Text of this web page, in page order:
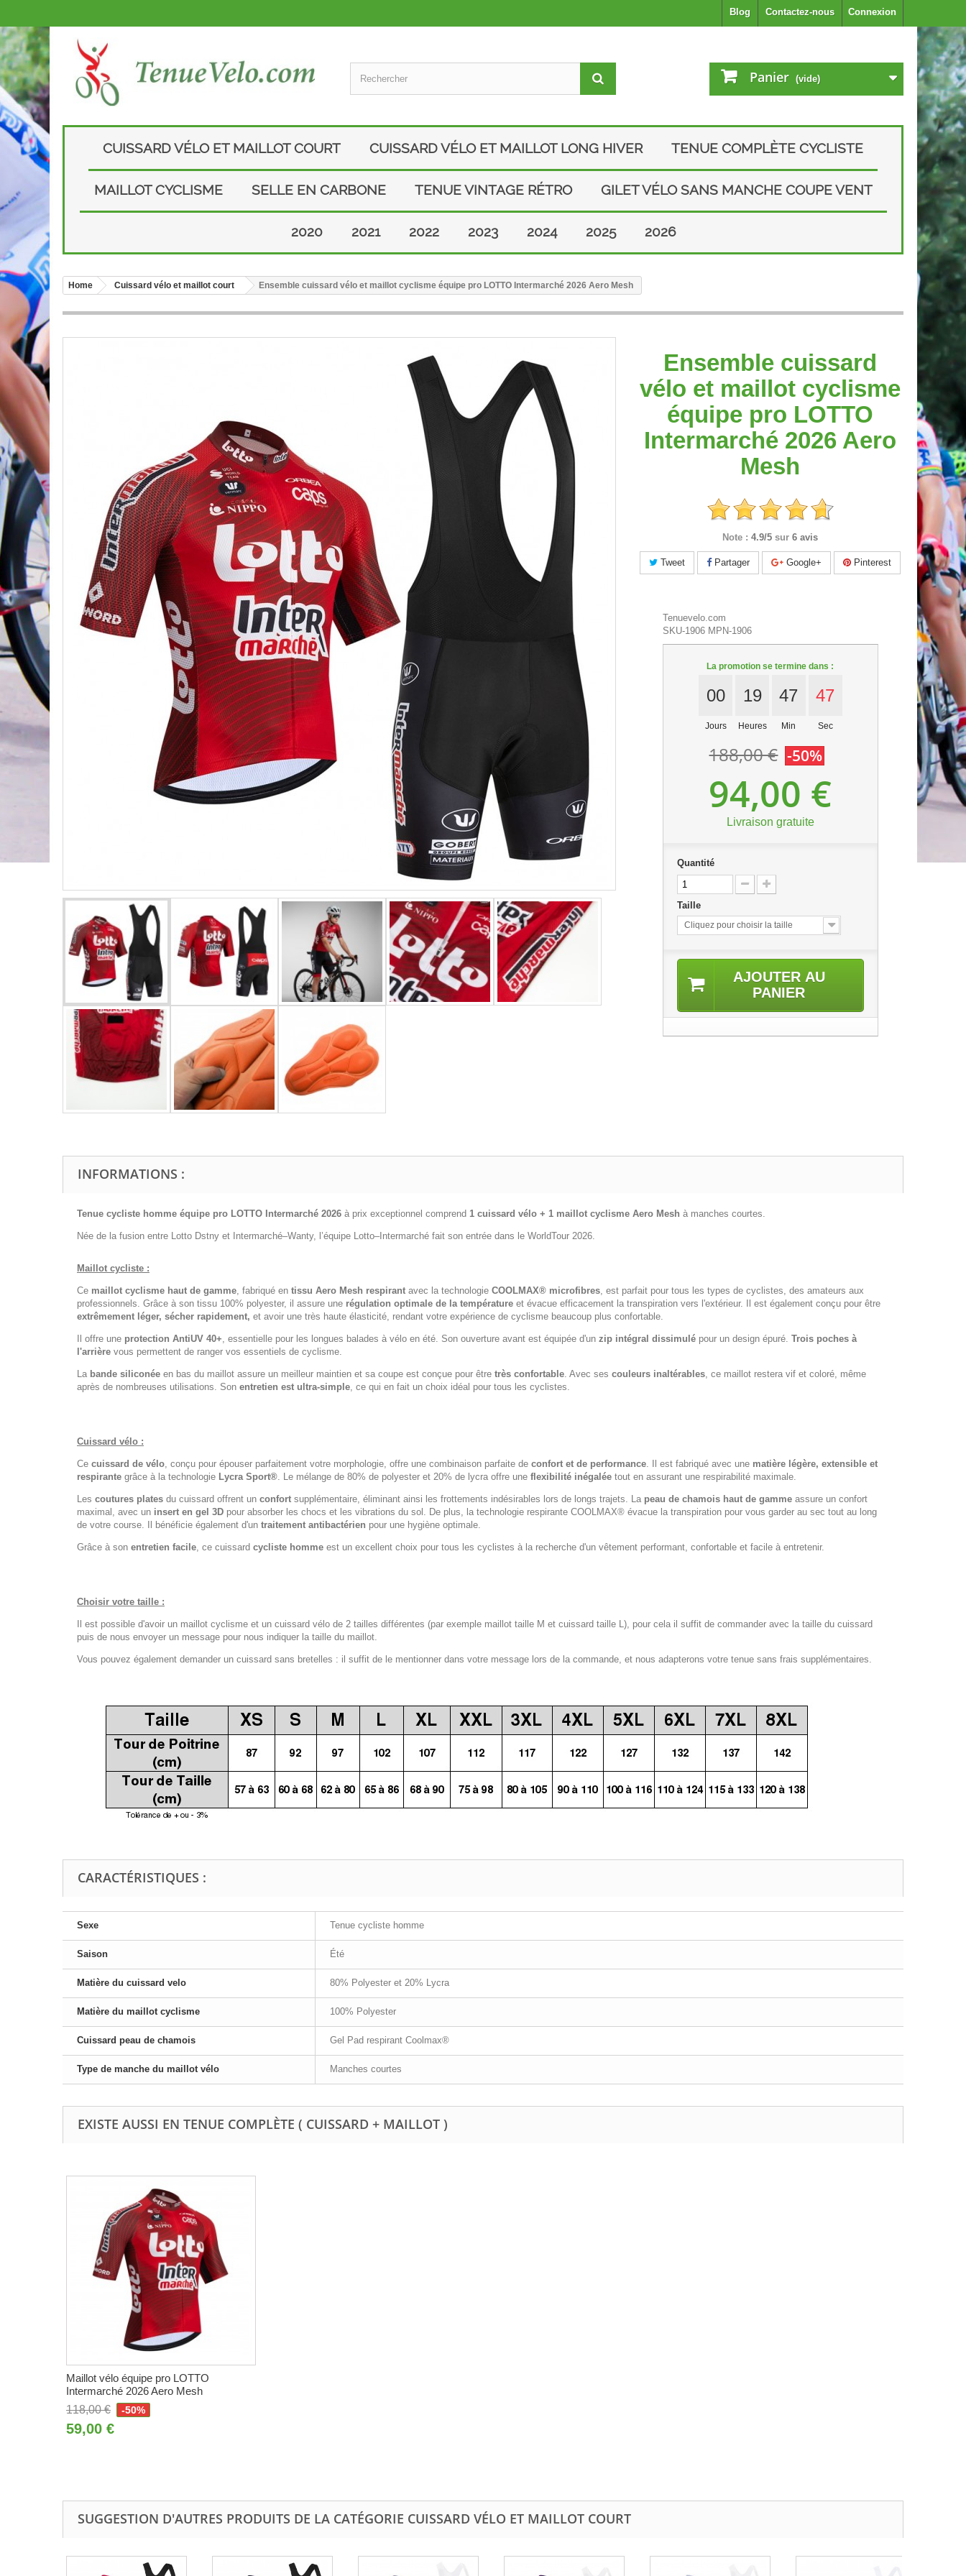
Connexion
Contactez-nous
Blog
Panier (vide)
CUISSARD VÉLO ET MAILLOT COURT CUISSARD VÉLO ET MAILLOT LONG HIVER TENUE COMPLÈTE CYCLISTE
MAILLOT CYCLISME SELLE EN CARBONE TENUE VINTAGE RÉTRO GILET VÉLO SANS MANCHE COUPE VENT
2020 2021 2022 2023 2024 2025 2026
Home Cuissard vélo et maillot court Ensemble cuissard vélo et maillot cyclisme équipe pro LOTTO Intermarché 2026 Aero Mesh
Ensemble cuissard
vélo et maillot cyclisme
équipe pro LOTTO
Intermarché 2026 Aero
Mesh
Note : 4.9/5sur6 avis
Tweet Partager Google+ Pinterest
Tenuevelo.com
SKU-1906 MPN-1906
La promotion se termine dans :
00
Jours
19
Heures
47
Min
46
Sec
188,00 € -50%
94,00 €
Livraison gratuite
Quantité
Taille
Cliquez pour choisir la taille
AJOUTER AU
PANIER
INFORMATIONS :
Tenue cycliste homme équipe pro LOTTO Intermarché 2026 à prix exceptionnel comprend 1 cuissard vélo + 1 maillot cyclisme Aero Mesh à manches courtes.
Née de la fusion entre Lotto Dstny et Intermarché–Wanty, l’équipe Lotto–Intermarché fait son entrée dans le WorldTour 2026.
Maillot cycliste :
Ce maillot cyclisme haut de gamme, fabriqué en tissu Aero Mesh respirant avec la technologie COOLMAX® microfibres, est parfait pour tous les types de cyclistes, des amateurs aux
professionnels. Grâce à son tissu 100% polyester, il assure une régulation optimale de la température et évacue efficacement la transpiration vers l'extérieur. Il est également conçu pour être
extrêmement léger, sécher rapidement, et avoir une très haute élasticité, rendant votre expérience de cyclisme beaucoup plus confortable.
Il offre une protection AntiUV 40+, essentielle pour les longues balades à vélo en été. Son ouverture avant est équipée d'un zip intégral dissimulé pour un design épuré. Trois poches à
l'arrière vous permettent de ranger vos essentiels de cyclisme.
La bande siliconée en bas du maillot assure un meilleur maintien et sa coupe est conçue pour être très confortable. Avec ses couleurs inaltérables, ce maillot restera vif et coloré, même
après de nombreuses utilisations. Son entretien est ultra-simple, ce qui en fait un choix idéal pour tous les cyclistes.
Cuissard vélo :
Ce cuissard de vélo, conçu pour épouser parfaitement votre morphologie, offre une combinaison parfaite de confort et de performance. Il est fabriqué avec une matière légère, extensible et
respirante grâce à la technologie Lycra Sport®. Le mélange de 80% de polyester et 20% de lycra offre une flexibilité inégalée tout en assurant une respirabilité maximale.
Les coutures plates du cuissard offrent un confort supplémentaire, éliminant ainsi les frottements indésirables lors de longs trajets. La peau de chamois haut de gamme assure un confort
maximal, avec un insert en gel 3D pour absorber les chocs et les vibrations du sol. De plus, la technologie respirante COOLMAX® évacue la transpiration pour vous garder au sec tout au long
de votre course. Il bénéficie également d'un traitement antibactérien pour une hygiène optimale.
Grâce à son entretien facile, ce cuissard cycliste homme est un excellent choix pour tous les cyclistes à la recherche d'un vêtement performant, confortable et facile à entretenir.
Choisir votre taille :
Il est possible d'avoir un maillot cyclisme et un cuissard vélo de 2 tailles différentes (par exemple maillot taille M et cuissard taille L), pour cela il suffit de commander avec la taille du cuissard
puis de nous envoyer un message pour nous indiquer la taille du maillot.
Vous pouvez également demander un cuissard sans bretelles : il suffit de le mentionner dans votre message lors de la commande, et nous adapterons votre tenue sans frais supplémentaires.
CARACTÉRISTIQUES :
Sexe Tenue cycliste homme
Saison Été
Matière du cuissard velo 80% Polyester et 20% Lycra
Matière du maillot cyclisme 100% Polyester
Cuissard peau de chamois Gel Pad respirant Coolmax®
Type de manche du maillot vélo Manches courtes
EXISTE AUSSI EN TENUE COMPLÈTE ( CUISSARD + MAILLOT )
Maillot vélo équipe pro LOTTO
Intermarché 2026 Aero Mesh
118,00 €
-50%
59,00 €
SUGGESTION D'AUTRES PRODUITS DE LA CATÉGORIE CUISSARD VÉLO ET MAILLOT COURT